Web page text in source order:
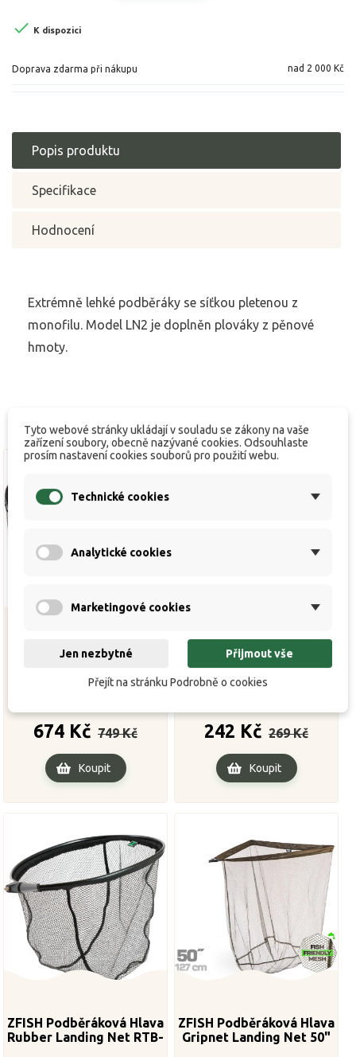
 K dispozici
Doprava zdarma při nákupu nad 2 000 Kč
Popis produktu
Specifikace
Hodnocení
Extrémně lehké podběráky se síťkou pletenou z
monofilu. Model LN2 je doplněn plováky z pěnové
hmoty.
Podběrák TMX Carbon
Ultra RC
674 Kč
cena
749 Kč
Koupit
Folding Match LN 1
242 Kč
cena
269 Kč
Koupit
ZFISH Podběráková Hlava
Rubber Landing Net RTB-
ZFISH Podběráková Hlava
Gripnet Landing Net 50"
Tyto webové stránky ukládají v souladu se zákony na vaše
zařízení soubory, obecně nazývané cookies. Odsouhlaste
prosím nastavení cookies souborů pro použití webu.
Technické cookies
Analytické cookies
Marketingové cookies
Jen nezbytné Přijmout vše
Přejít na stránku Podrobně o cookies